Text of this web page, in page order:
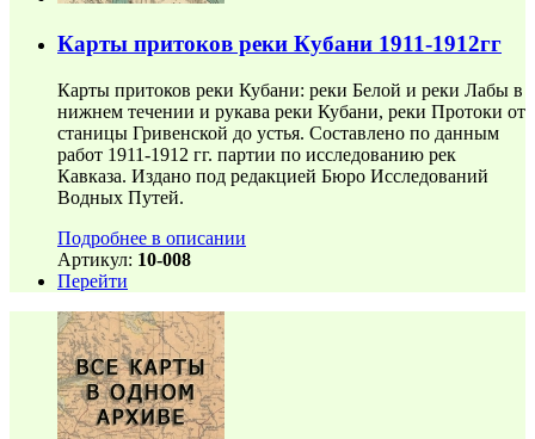
Карты притоков реки Кубани 1911-1912гг
Карты притоков реки Кубани: реки Белой и реки Лабы в
нижнем течении и рукава реки Кубани, реки Протоки от
станицы Гривенской до устья. Составлено по данным
работ 1911-1912 гг. партии по исследованию рек
Кавказа. Издано под редакцией Бюро Исследований
Водных Путей.
Подробнее в описании
Артикул: 10-008
Перейти